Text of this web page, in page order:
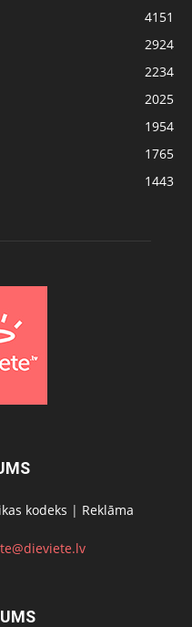
4151
2924
2234
2025
1954
1765
1443
kodeks | Reklāma